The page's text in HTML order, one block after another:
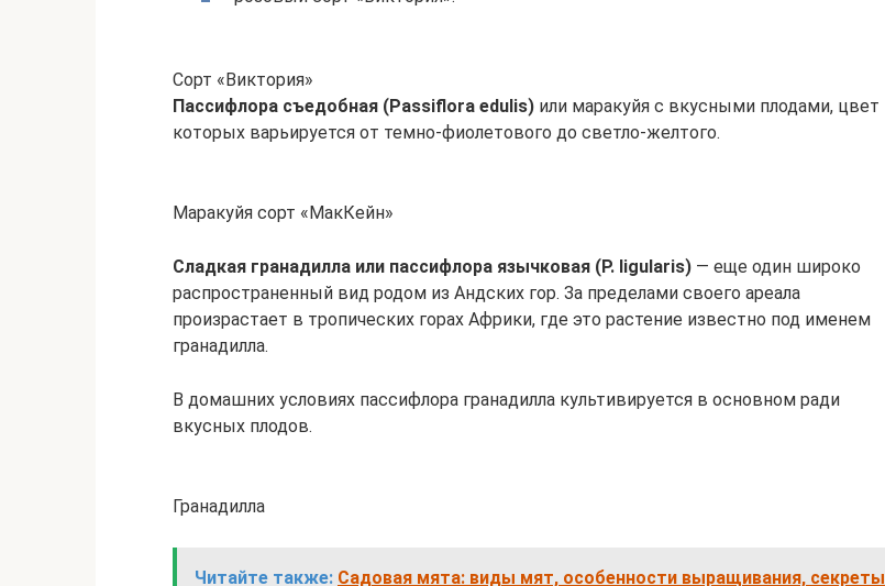
Сорт «Виктория»
Пассифлора съедобная (Passiflora edulis) или маракуйя с вкусными плодами, цвет
которых варьируется от темно-фиолетового до светло-желтого.
Маракуйя сорт «МакКейн»
Сладкая гранадилла или пассифлора язычковая (P. ligularis) — еще один широко
распространенный вид родом из Андских гор. За пределами своего ареала
произрастает в тропических горах Африки, где это растение известно под именем
гранадилла.
В домашних условиях пассифлора гранадилла культивируется в основном ради
вкусных плодов.
Гранадилла
Читайте также: Садовая мята: виды мят, особенности выращивания, секреты